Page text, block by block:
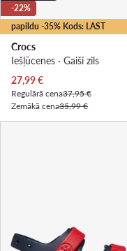
papildu -35% Kods: LAST
-22%
Crocs
Iešļūcenes · Gaiši zils
Pašreizējā cena
27,99€
Regulārā cena37,95 €
Zemākā cena35,99 €